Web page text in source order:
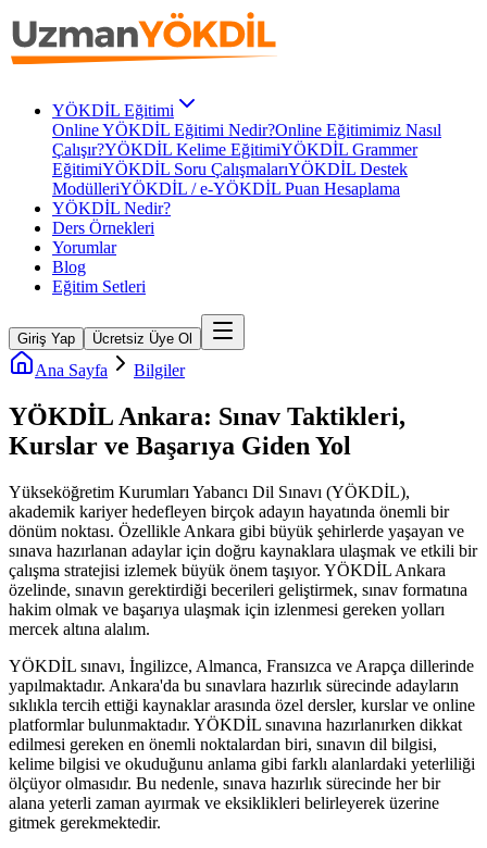
YÖKDİL Eğitimi
Online YÖKDİL Eğitimi Nedir?Online Eğitimimiz Nasıl
Çalışır?YÖKDİL Kelime EğitimiYÖKDİL Grammer
EğitimiYÖKDİL Soru ÇalışmalarıYÖKDİL Destek
ModülleriYÖKDİL / e-YÖKDİL Puan Hesaplama
YÖKDİL Nedir?
Ders Örnekleri
Yorumlar
Blog
Eğitim Setleri
Giriş Yap Ücretsiz Üye Ol
Ana Sayfa Bilgiler
YÖKDİL Ankara: Sınav Taktikleri,
Kurslar ve Başarıya Giden Yol
Yükseköğretim Kurumları Yabancı Dil Sınavı (YÖKDİL),
akademik kariyer hedefleyen birçok adayın hayatında önemli bir
dönüm noktası. Özellikle Ankara gibi büyük şehirlerde yaşayan ve
sınava hazırlanan adaylar için doğru kaynaklara ulaşmak ve etkili bir
çalışma stratejisi izlemek büyük önem taşıyor. YÖKDİL Ankara
özelinde, sınavın gerektirdiği becerileri geliştirmek, sınav formatına
hakim olmak ve başarıya ulaşmak için izlenmesi gereken yolları
mercek altına alalım.
YÖKDİL sınavı, İngilizce, Almanca, Fransızca ve Arapça dillerinde
yapılmaktadır. Ankara'da bu sınavlara hazırlık sürecinde adayların
sıklıkla tercih ettiği kaynaklar arasında özel dersler, kurslar ve online
platformlar bulunmaktadır. YÖKDİL sınavına hazırlanırken dikkat
edilmesi gereken en önemli noktalardan biri, sınavın dil bilgisi,
kelime bilgisi ve okuduğunu anlama gibi farklı alanlardaki yeterliliği
ölçüyor olmasıdır. Bu nedenle, sınava hazırlık sürecinde her bir
alana yeterli zaman ayırmak ve eksiklikleri belirleyerek üzerine
gitmek gerekmektedir.